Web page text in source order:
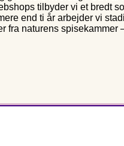
tilbyder vi et bredt
end ti år arbejder vi
fra naturens spisekammer